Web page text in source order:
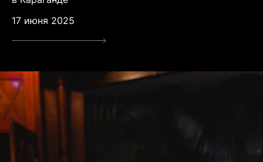
17 июня 2025